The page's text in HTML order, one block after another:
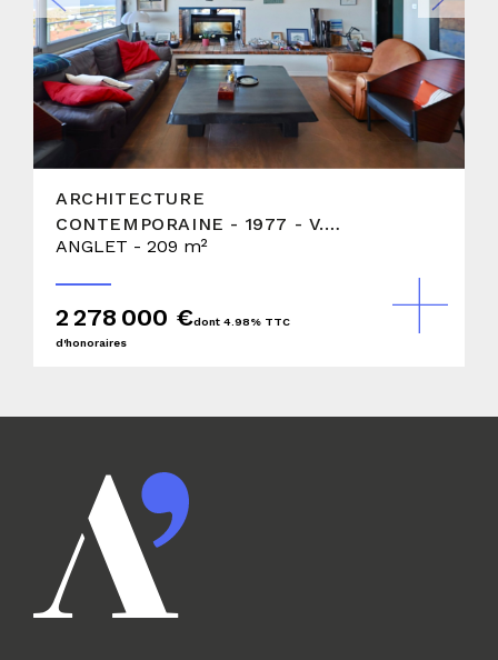
ARCHITECTURE
CONTEMPORAINE - 1977 - V.A
SIGALIN
ANGLET - 209 m²
2 278 000 €dont 4.98% TTC
d'honoraires